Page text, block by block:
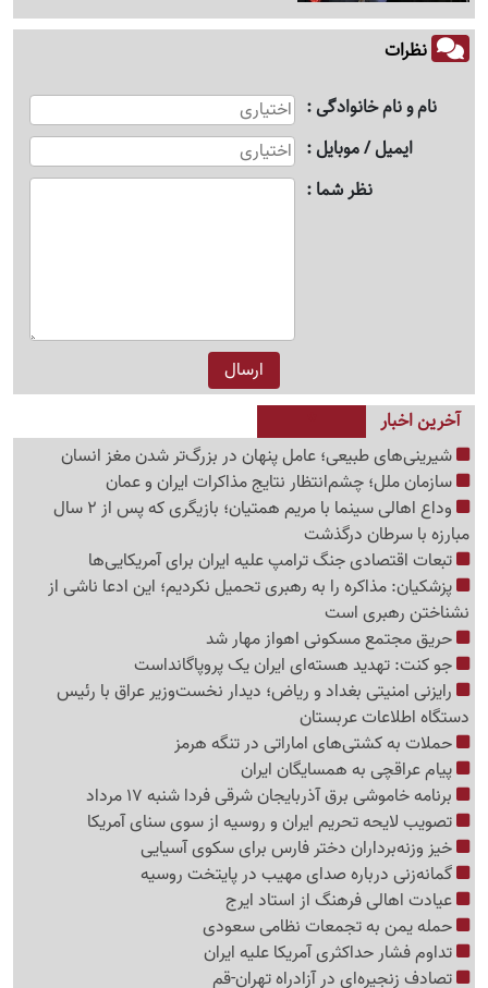
نظرات
نام و نام خانوادگی
ایمیل / موبایل
نظر شما
آخرین اخبار
شیرینی‌های طبیعی؛ عامل پنهان در بزرگ‌تر شدن مغز انسان
سازمان ملل؛ چشم‌انتظار نتایج مذاکرات ایران و عمان
وداع اهالی سینما با مریم همتیان؛ بازیگری که پس از 2 سال
مبارزه با سرطان درگذشت
تبعات اقتصادی جنگ ترامپ علیه ایران برای آمریکایی‌ها
پزشکیان: مذاکره را به رهبری تحمیل نکردیم؛ این ادعا ناشی از
نشناختن رهبری است
حریق مجتمع مسکونی اهواز مهار شد
جو کنت: تهدید هسته‌ای ایران یک پروپاگانداست
رایزنی امنیتی بغداد و ریاض؛ دیدار نخست‌وزیر عراق با رئیس
دستگاه اطلاعات عربستان
حملات به کشتی‌های اماراتی در تنگه هرمز
پیام عراقچی به همسایگان ایران
برنامه خاموشی برق آذربایجان شرقی فردا شنبه 17 مرداد
تصویب لایحه تحریم ایران و روسیه از سوی سنای آمریکا
خیز وزنه‌برداران دختر فارس برای سکوی آسیایی
گمانه‌زنی درباره صدای مهیب در پایتخت روسیه
عیادت اهالی فرهنگ از استاد ایرج
حمله یمن به تجمعات نظامی سعودی
تداوم فشار حداکثری آمریکا علیه ایران
تصادف زنجیره‌ای در آزادراه تهران-قم